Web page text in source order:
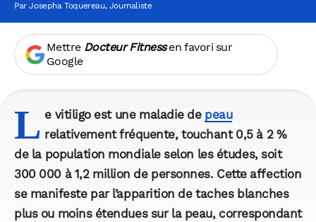
ParJosepha Toquereau, Journaliste
Mettre Docteur Fitnessen favori sur
Google
L e vitiligo est une maladie de peau
relativement fréquente, touchant 0,5 à 2 %
de la population mondiale selon les études, soit
300 000 à 1,2 million de personnes. Cette affection
se manifeste par l’apparition de taches blanches
plus ou moins étendues sur la peau, correspondant